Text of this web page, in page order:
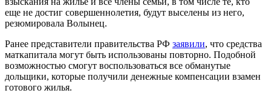
еще не достиг совершеннолетия, будут выселены из него,
резюмировала Волынец.
Ранее представители правительства РФ заявили, что средства
маткапитала могут быть использованы повторно. Подобной
возможностью смогут воспользоваться все обманутые
дольщики, которые получили денежные компенсации взамен
готового жилья.